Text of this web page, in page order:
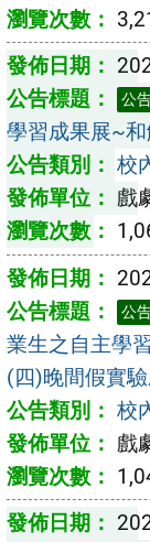
公
學習成果展~
校
戲
公
業生之自主學
(四)晚間假實
校
戲